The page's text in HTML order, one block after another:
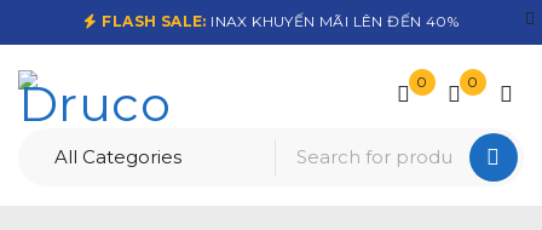
FLASH SALE: INAX KHUYẾN MÃI LÊN ĐẾN 40%
0 0